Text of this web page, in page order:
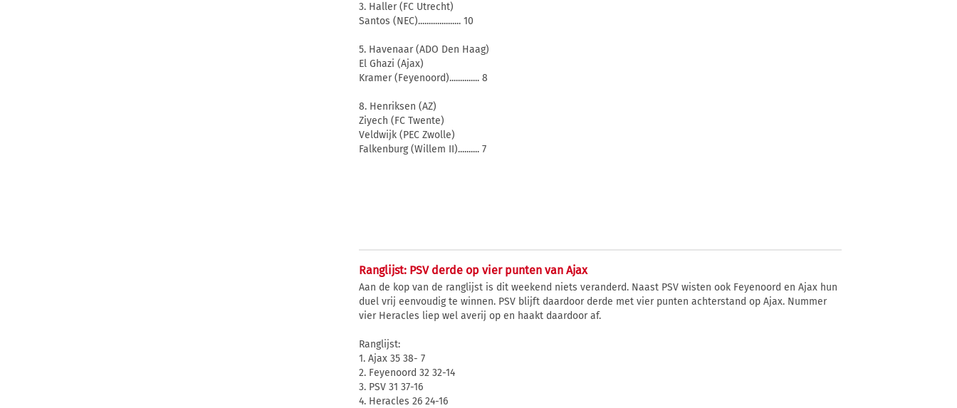
3. Haller (FC Utrecht)
Santos (NEC).................... 10
5. Havenaar (ADO Den Haag)
El Ghazi (Ajax)
Kramer (Feyenoord).............. 8
8. Henriksen (AZ)
Ziyech (FC Twente)
Veldwijk (PEC Zwolle)
Falkenburg (Willem II).......... 7
Ranglijst: PSV derde op vier punten van Ajax
Aan de kop van de ranglijst is dit weekend niets veranderd. Naast PSV wisten ook Feyenoord en Ajax hun
duel vrij eenvoudig te winnen. PSV blijft daardoor derde met vier punten achterstand op Ajax. Nummer
vier Heracles liep wel averij op en haakt daardoor af.
Ranglijst:
1. Ajax 35 38- 7
2. Feyenoord 32 32-14
3. PSV 31 37-16
4. Heracles 26 24-16